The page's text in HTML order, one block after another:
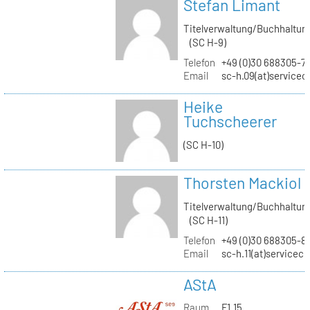
Stefan Limant
Titelverwaltung/
(SC H-9)
Telefon +49 (0)30 688305-
Email
sc-
Heike
Tuchscheerer
(SC H-10)
Thorsten Mackiol
Titelverwaltung/
(SC H-11)
Telefon +49 (0)30 688305-
Email
sc-
AStA
Raum F1.15